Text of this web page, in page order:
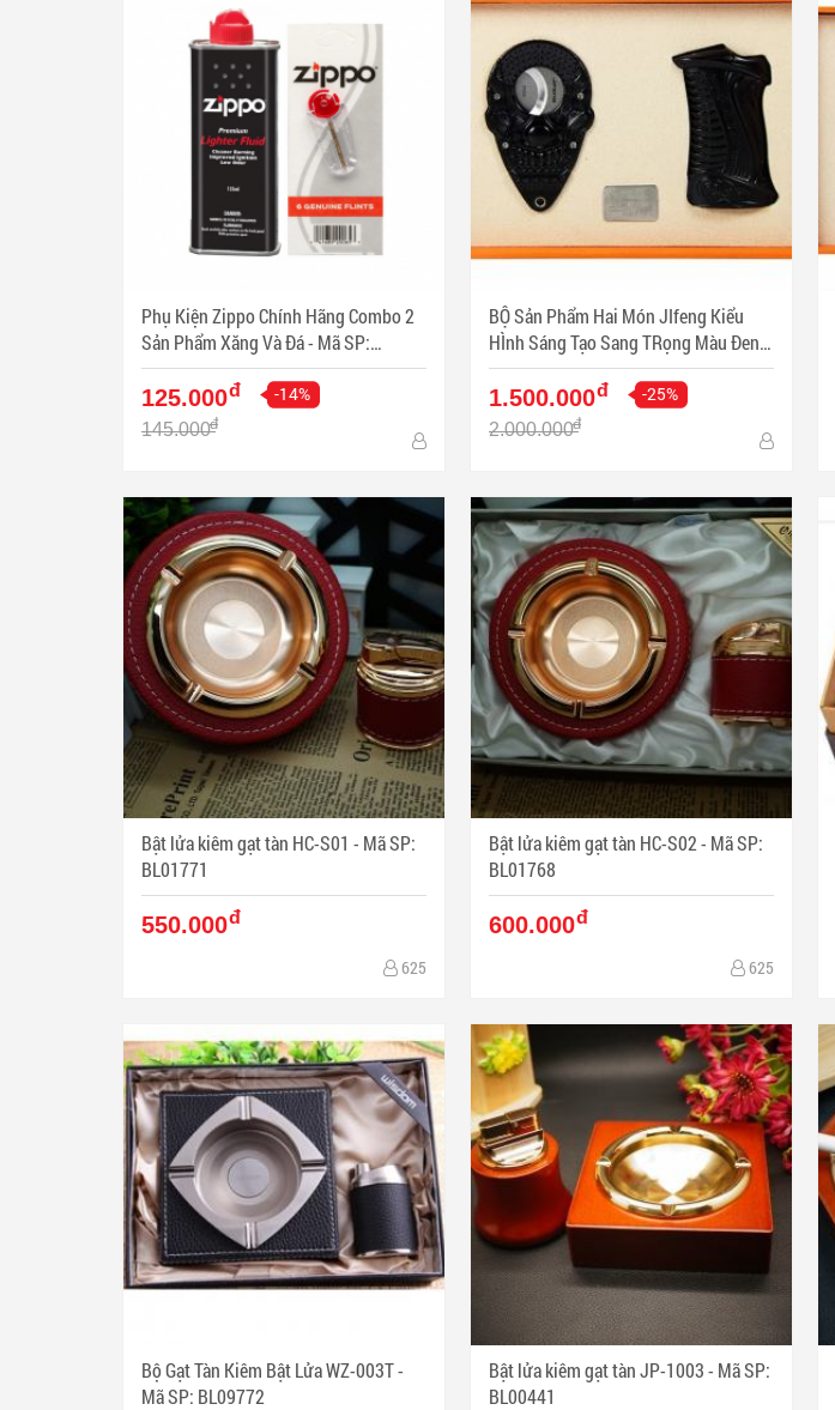
Phụ Kiện Zippo Chính Hãng Combo 2
Sản Phẩm Xăng Và Đá - Mã SP:
ZPC3338
125.000đ -14%
145.000đ
BỘ Sản Phẩm Hai Món JIfeng Kiểu
HÌnh Sáng Tạo Sang TRọng Màu Đen -
Mã SP: PKXG356
1.500.000đ -25%
2.000.000đ
Bật lửa kiêm gạt tàn HC-S01 - Mã SP:
BL01771
550.000đ
625
Bật lửa kiêm gạt tàn HC-S02 - Mã SP:
BL01768
600.000đ
625
Bộ Gạt Tàn Kiêm Bật Lửa WZ-003T -
Mã SP: BL09772
Bật lửa kiêm gạt tàn JP-1003 - Mã SP:
BL00441